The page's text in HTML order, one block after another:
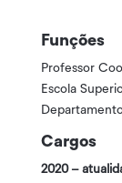
Funções
Professor
Escola
Cargos
2020 –